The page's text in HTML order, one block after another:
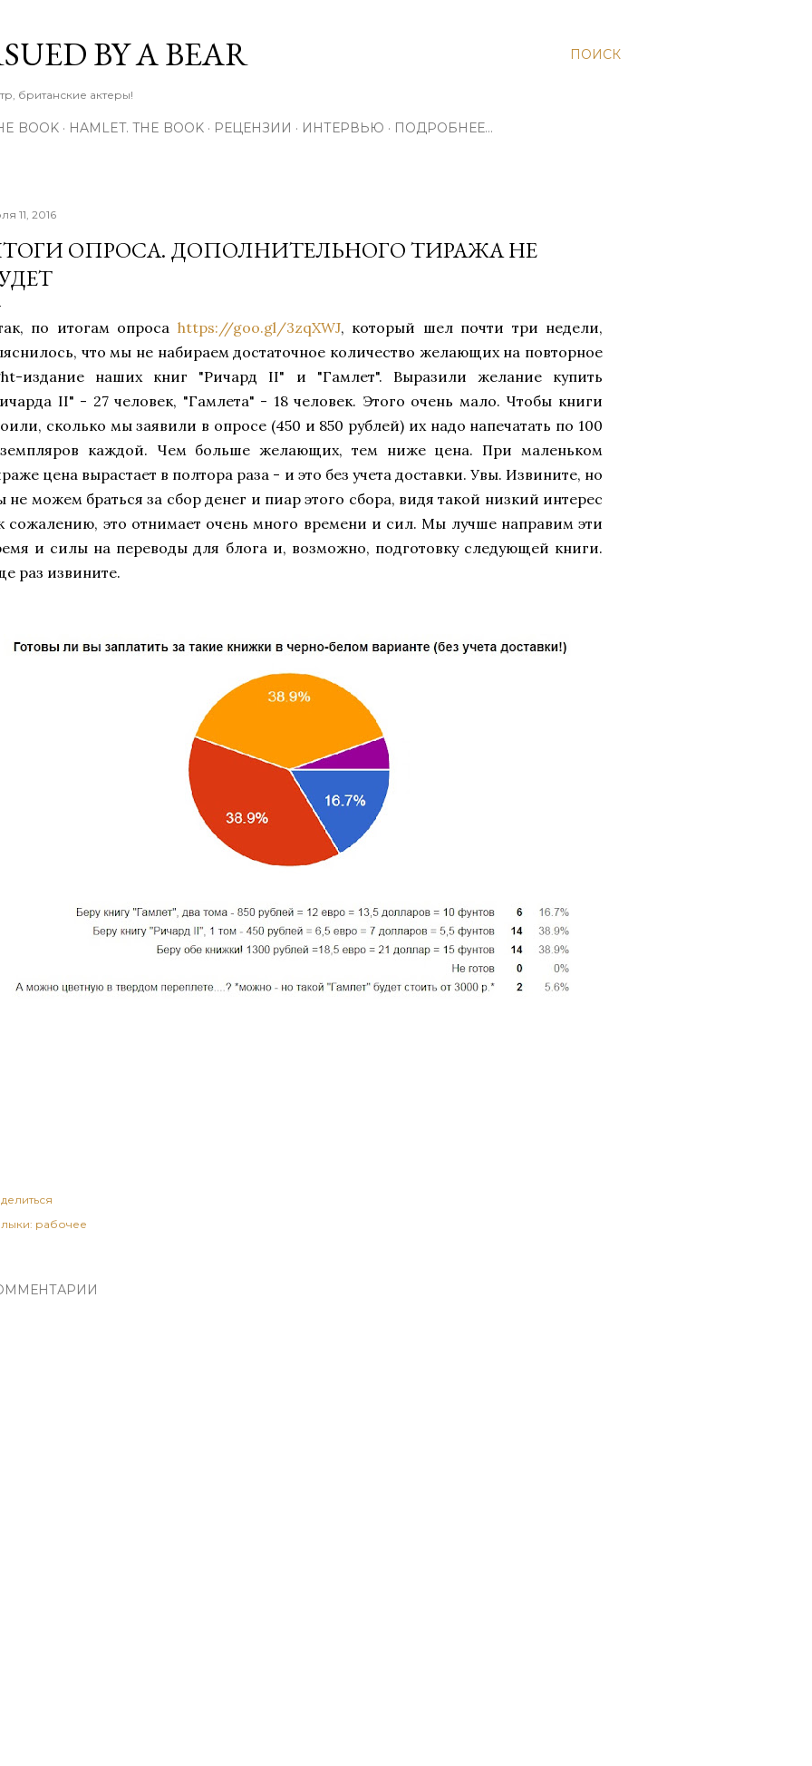
ПОИСК
BY A BEAR
британские актеры!
BOOK HAMLET. THE BOOK РЕЦЕНЗИИ ИНТЕРВЬЮ ПОДРОБНЕЕ…
11, 2016
ОПРОСА. ДОПОЛНИТЕЛЬНОГО ТИРАЖА НЕ
по итогам опроса https://goo.gl/3zqXWJ, который шел почти три недели,
что мы не набираем достаточное количество желающих на повторное
издание наших книг "Ричард II" и "Гамлет". Выразили желание купить
II" - 27 человек, "Гамлета" - 18 человек. Этого очень мало. Чтобы книги
сколько мы заявили в опросе (450 и 850 рублей) их надо напечатать по 100
каждой. Чем больше желающих, тем ниже цена. При маленьком
цена вырастает в полтора раза - и это без учета доставки. Увы. Извините, но
не можем браться за сбор денег и пиар этого сбора, видя такой низкий интерес
сожалению, это отнимает очень много времени и сил. Мы лучше направим эти
и силы на переводы для блога и, возможно, подготовку следующей книги.
раз извините.
рабочее